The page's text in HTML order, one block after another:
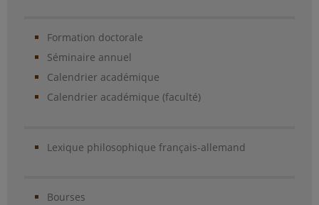
Formation doctorale
Séminaire annuel
Calendrier académique
Calendrier académique (faculté)
Lexique philosophique français-allemand
Bourses